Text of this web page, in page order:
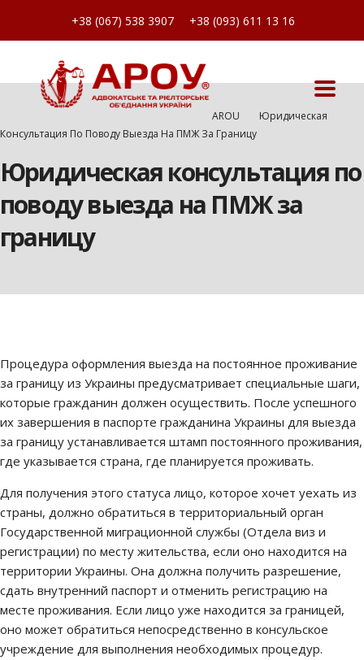
+38 (067) 538 3907 +38 (093) 611 13 16
AROU
Юридическая
Консультация По Поводу Выезда На ПМЖ За Границу
Юридическая консультация по
поводу выезда на ПМЖ за
границу
Процедура оформления выезда на постоянное проживание
за границу из Украины предусматривает специальные шаги,
которые гражданин должен осуществить. После успешного
их завершения в паспорте гражданина Украины для выезда
за границу устанавливается штамп постоянного проживания,
где указывается страна, где планируется проживать.
Для получения этого статуса лицо, которое хочет уехать из
страны, должно обратиться в территориальный орган
Государственной миграционной службы (Отдела виз и
регистрации) по месту жительства, если оно находится на
территории Украины. Она должна получить разрешение,
сдать внутренний паспорт и отменить регистрацию на
месте проживания. Если лицо уже находится за границей,
оно может обратиться непосредственно в консульское
учреждение для выполнения необходимых процедур.